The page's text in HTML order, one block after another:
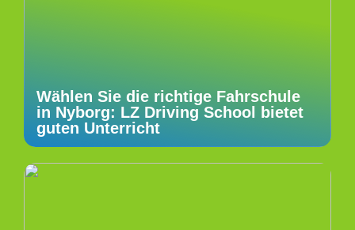
Wählen Sie die richtige Fahrschule
in Nyborg: LZ Driving School bietet
guten Unterricht